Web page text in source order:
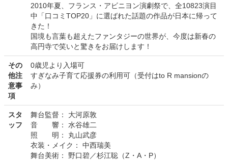
2010年夏、フランス・アビニヨン演劇祭で、全10823演目
中「口コミTOP20」に選ばれた話題の作品が日本に帰って
きた！
国境も言葉も超えたファンタジーの世界が、今度は新春の
高円寺で笑いと驚きをお届けします！
その
他注
意事
項
0歳児より入場可
すぎなみ子育て応援券の利用可（受付はto R mansionの
み）
スタ
ッフ
舞台監督： 大河原敦
音 響： 水谷雄二
照 明： 丸山武彦
衣装・メイク： 中西瑞美
舞台美術： 野口碧／杉江聡（Z・A・P）